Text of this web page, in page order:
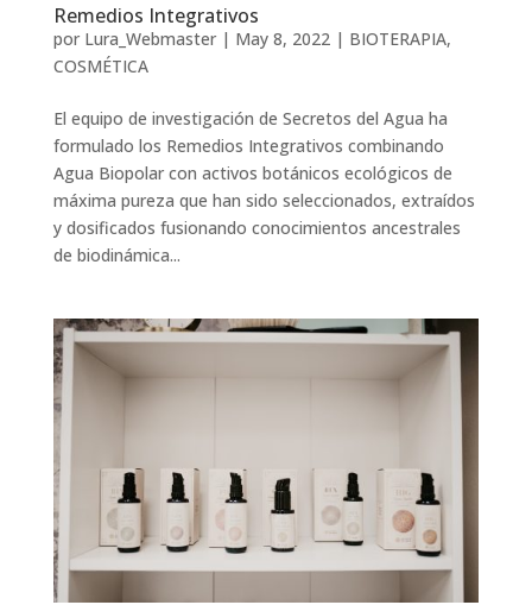
Remedios Integrativos
por Lura_Webmaster| May 8, 2022| BIOTERAPIA,
COSMÉTICA
El equipo de investigación de Secretos del Agua ha
formulado los Remedios Integrativos combinando
Agua Biopolar con activos botánicos ecológicos de
máxima pureza que han sido seleccionados, extraídos
y dosificados fusionando conocimientos ancestrales
de biodinámica...